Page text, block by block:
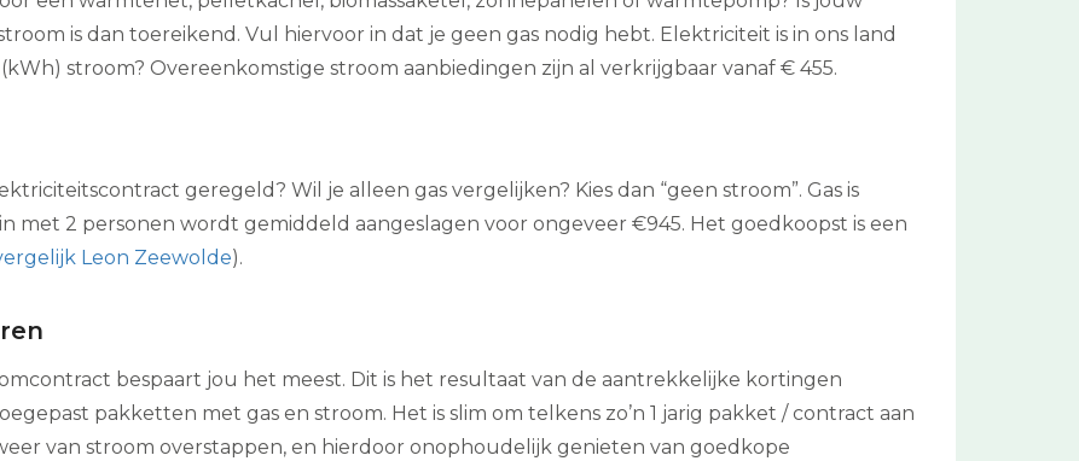
is dan toereikend. Vul hiervoor in dat je geen gas nodig hebt. Elektriciteit is in ons land
stroom? Overeenkomstige stroom aanbiedingen zijn al verkrijgbaar vanaf € 455.
geregeld? Wil je alleen gas vergelijken? Kies dan “geen stroom”. Gas is
met 2 personen wordt gemiddeld aangeslagen voor ongeveer €945. Het goedkoopst is een
Leon Zeewolde).
bespaart jou het meest. Dit is het resultaat van de aantrekkelijke kortingen
pakketten met gas en stroom. Het is slim om telkens zo’n 1 jarig pakket / contract aan
van stroom overstappen, en hierdoor onophoudelijk genieten van goedkope